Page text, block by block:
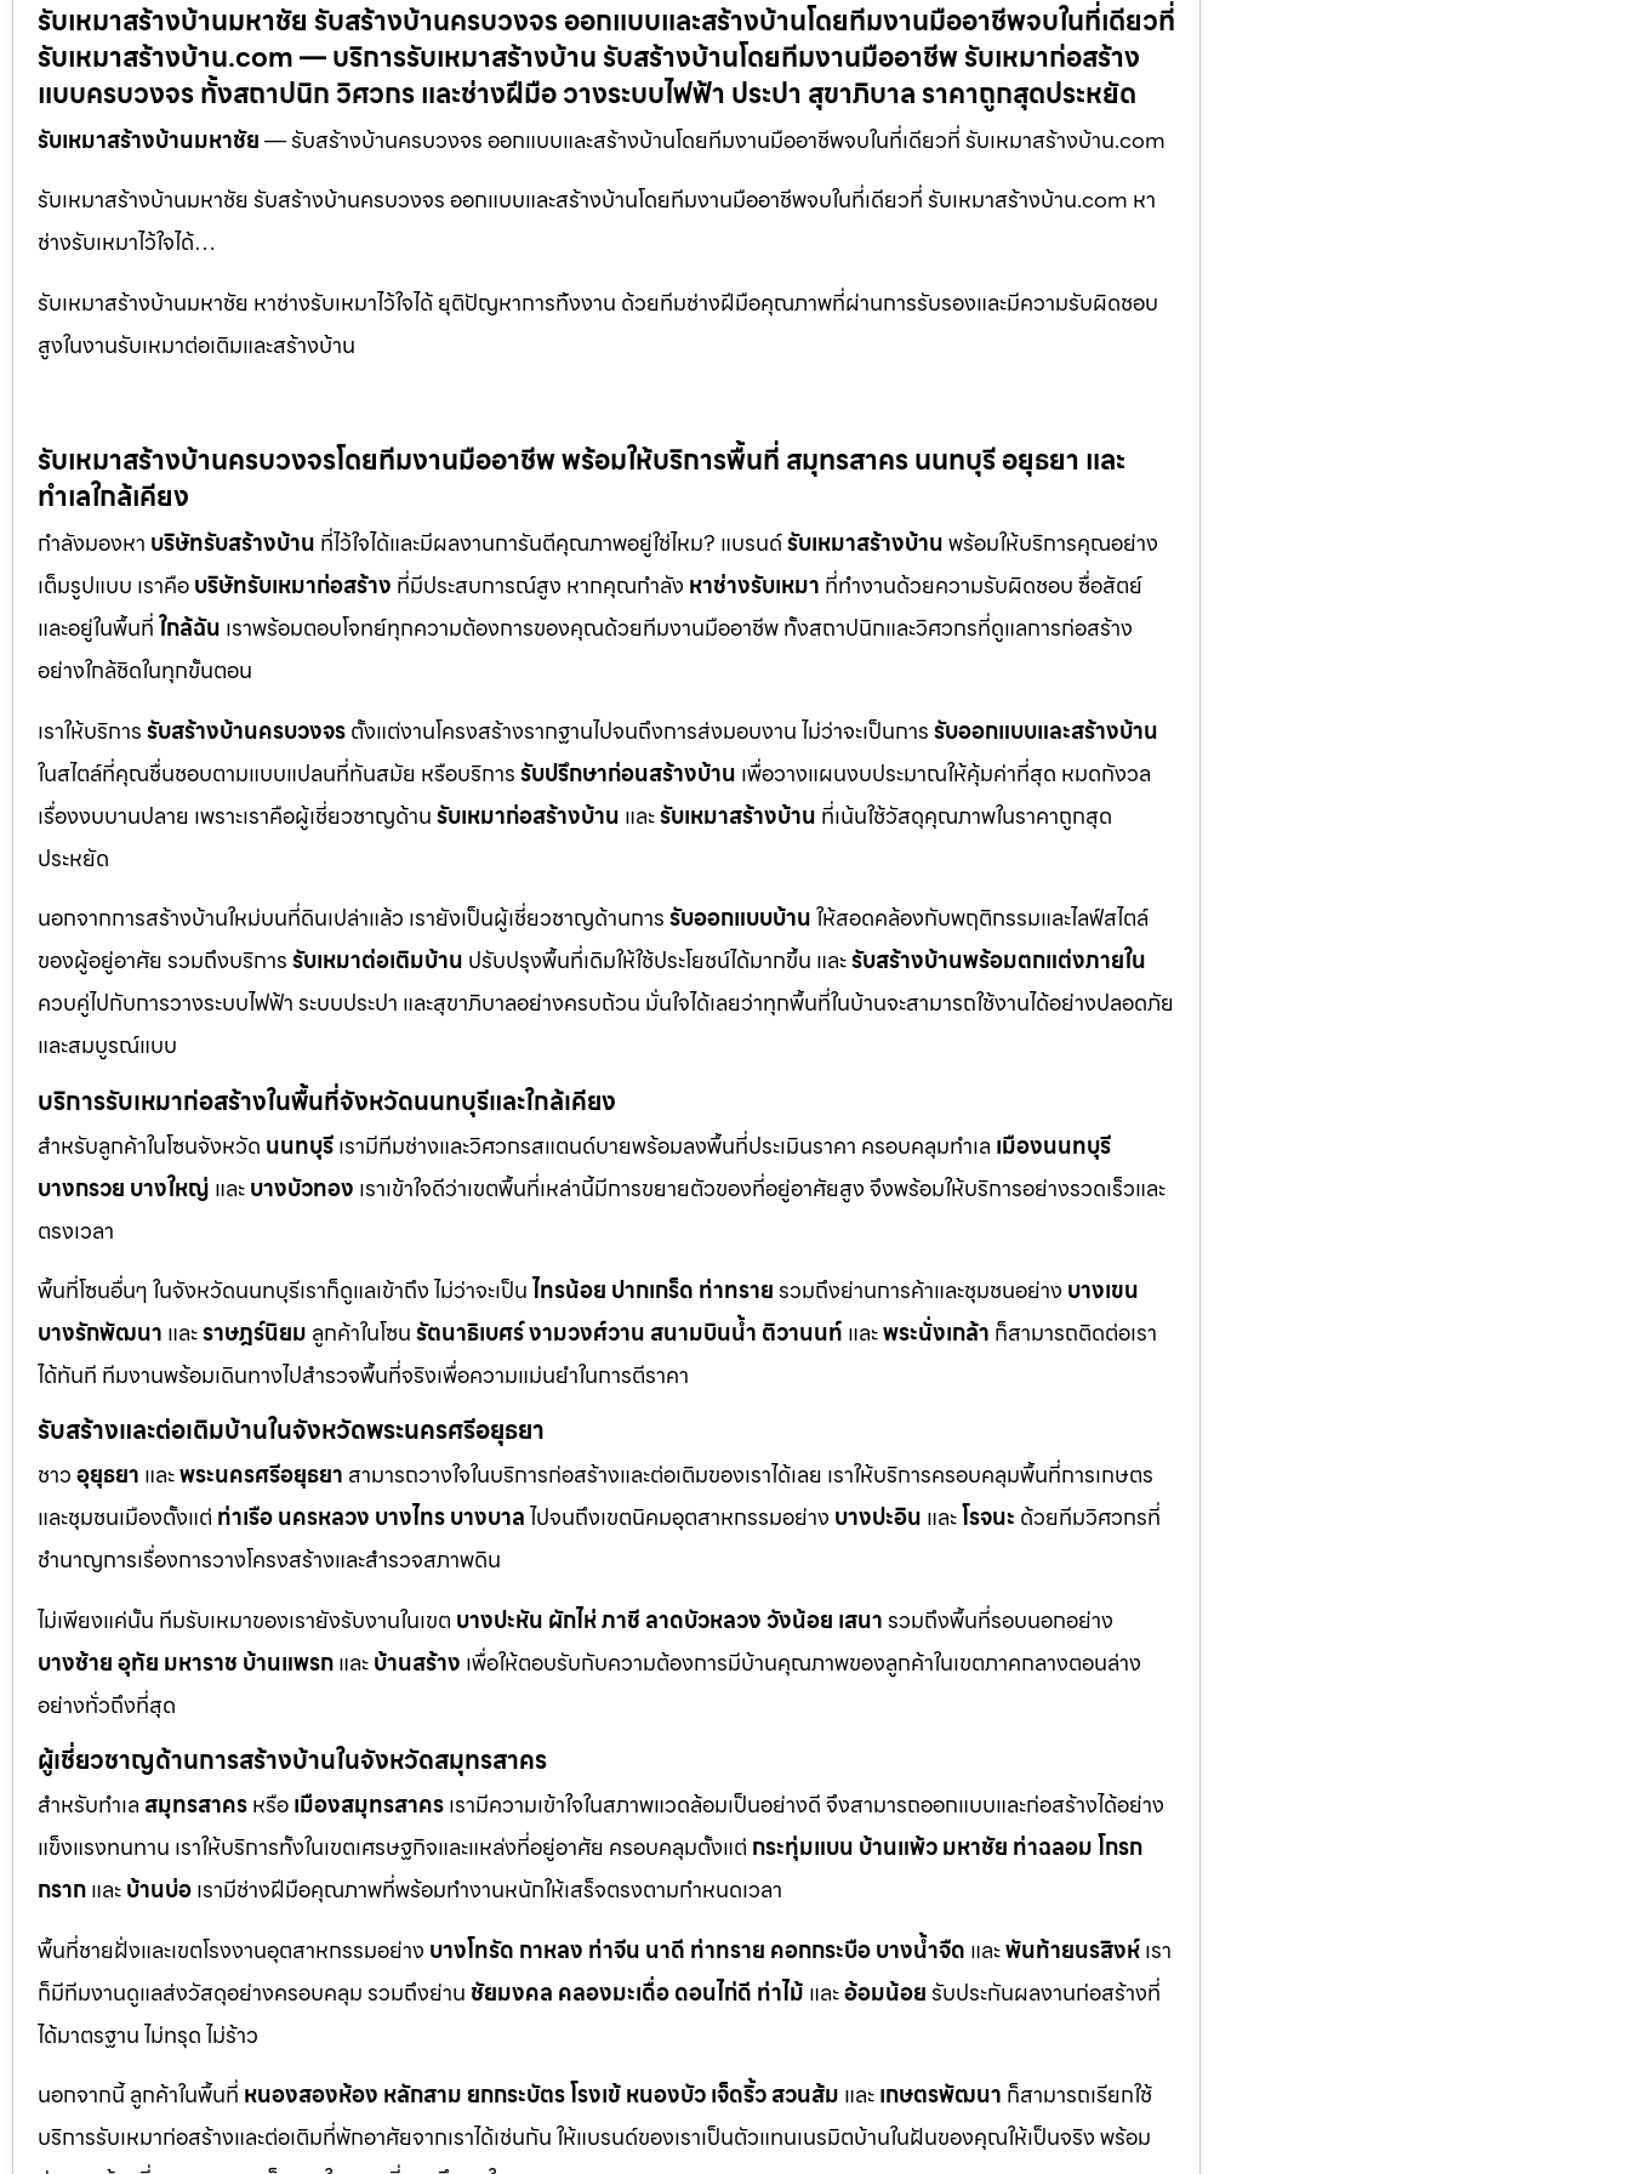
รับเหมาสร้างบ้านมหาชัย รับสร้างบ้านครบวงจร ออกแบบและสร้างบ้านโดยทีมงานมืออาชีพจบในที่เดียวที่
รับเหมาสร้างบ้าน.com — บริการรับเหมาสร้างบ้าน รับสร้างบ้านโดยทีมงานมืออาชีพ รับเหมาก่อสร้าง
แบบครบวงจร ทั้งสถาปนิก วิศวกร และช่างฝีมือ วางระบบไฟฟ้า ประปา สุขาภิบาล ราคาถูกสุดประหยัด
รับเหมาสร้างบ้านมหาชัย— รับสร้างบ้านครบวงจร ออกแบบและสร้างบ้านโดยทีมงานมืออาชีพจบในที่เดียวที่ รับเหมาสร้างบ้าน.com
รับเหมาสร้างบ้านมหาชัย รับสร้างบ้านครบวงจร ออกแบบและสร้างบ้านโดยทีมงานมืออาชีพจบในที่เดียวที่ รับเหมาสร้างบ้าน.com หา
ช่างรับเหมาไว้ใจได้…
รับเหมาสร้างบ้านมหาชัย หาช่างรับเหมาไว้ใจได้ ยุติปัญหาการทิ้งงาน ด้วยทีมช่างฝีมือคุณภาพที่ผ่านการรับรองและมีความรับผิดชอบ
สูงในงานรับเหมาต่อเติมและสร้างบ้าน
รับเหมาสร้างบ้านครบวงจรโดยทีมงานมืออาชีพ พร้อมให้บริการพื้นที่ สมุทรสาคร นนทบุรี อยุธยา และ
ทำเลใกล้เคียง
กำลังมองหา บริษัทรับสร้างบ้าน ที่ไว้ใจได้และมีผลงานการันตีคุณภาพอยู่ใช่ไหม? แบรนด์รับเหมาสร้างบ้านพร้อมให้บริการคุณอย่าง
เต็มรูปแบบ เราคือบริษัทรับเหมาก่อสร้าง ที่มีประสบการณ์สูง หากคุณกำลัง หาช่างรับเหมา ที่ทำงานด้วยความรับผิดชอบ ซื่อสัตย์
และอยู่ในพื้นที่ใกล้ฉัน เราพร้อมตอบโจทย์ทุกความต้องการของคุณด้วยทีมงานมืออาชีพ ทั้งสถาปนิกและวิศวกรที่ดูแลการก่อสร้าง
อย่างใกล้ชิดในทุกขั้นตอน
เราให้บริการรับสร้างบ้านครบวงจรตั้งแต่งานโครงสร้างรากฐานไปจนถึงการส่งมอบงาน ไม่ว่าจะเป็นการรับออกแบบและสร้างบ้าน
ในสไตล์ที่คุณชื่นชอบตามแบบแปลนที่ทันสมัย หรือบริการรับปรึกษาก่อนสร้างบ้าน เพื่อวางแผนงบประมาณให้คุ้มค่าที่สุด หมดกังวล
เรื่องงบบานปลาย เพราะเราคือผู้เชี่ยวชาญด้านรับเหมาก่อสร้างบ้าน และรับเหมาสร้างบ้าน ที่เน้นใช้วัสดุคุณภาพในราคาถูกสุด
ประหยัด
นอกจากการสร้างบ้านใหม่บนที่ดินเปล่าแล้ว เรายังเป็นผู้เชี่ยวชาญด้านการรับออกแบบบ้านให้สอดคล้องกับพฤติกรรมและไลฟ์สไตล์
ของผู้อยู่อาศัย รวมถึงบริการรับเหมาต่อเติมบ้าน ปรับปรุงพื้นที่เดิมให้ใช้ประโยชน์ได้มากขึ้น และรับสร้างบ้านพร้อมตกแต่งภายใน
ควบคู่ไปกับการวางระบบไฟฟ้า ระบบประปา และสุขาภิบาลอย่างครบถ้วน มั่นใจได้เลยว่าทุกพื้นที่ในบ้านจะสามารถใช้งานได้อย่างปลอดภัย
และสมบูรณ์แบบ
บริการรับเหมาก่อสร้างในพื้นที่จังหวัดนนทบุรีและใกล้เคียง
สำหรับลูกค้าในโซนจังหวัด นนทบุรีเรามีทีมช่างและวิศวกรสแตนด์บายพร้อมลงพื้นที่ประเมินราคา ครอบคลุมทำเล เมืองนนทบุรี
บางกรวย บางใหญ่ และบางบัวทอง เราเข้าใจดีว่าเขตพื้นที่เหล่านี้มีการขยายตัวของที่อยู่อาศัยสูง จึงพร้อมให้บริการอย่างรวดเร็วและ
ตรงเวลา
พื้นที่โซนอื่นๆ ในจังหวัดนนทบุรีเราก็ดูแลเข้าถึง ไม่ว่าจะเป็นไทรน้อย ปากเกร็ด ท่าทรายรวมถึงย่านการค้าและชุมชนอย่าง บางเขน
บางรักพัฒนา และราษฎร์นิยม ลูกค้าในโซนรัตนาธิเบศร์งามวงศ์วาน สนามบินน้ำ ติวานนท์ และพระนั่งเกล้า ก็สามารถติดต่อเรา
ได้ทันที ทีมงานพร้อมเดินทางไปสำรวจพื้นที่จริงเพื่อความแม่นยำในการตีราคา
รับสร้างและต่อเติมบ้านในจังหวัดพระนครศรีอยุธยา
ชาวอุยุธยา และพระนครศรีอยุธยา สามารถวางใจในบริการก่อสร้างและต่อเติมของเราได้เลย เราให้บริการครอบคลุมพื้นที่การเกษตร
และชุมชนเมืองตั้งแต่ ท่าเรือนครหลวง บางไทรบางบาลไปจนถึงเขตนิคมอุตสาหกรรมอย่าง บางปะอิน และโรจนะ ด้วยทีมวิศวกรที่
ชำนาญการเรื่องการวางโครงสร้างและสำรวจสภาพดิน
ไม่เพียงแค่นั้น ทีมรับเหมาของเรายังรับงานในเขต บางปะหัน ผักไห่ภาชี ลาดบัวหลวงวังน้อย เสนารวมถึงพื้นที่รอบนอกอย่าง
บางซ้ายอุทัย มหาราช บ้านแพรกและบ้านสร้าง เพื่อให้ตอบรับกับความต้องการมีบ้านคุณภาพของลูกค้าในเขตภาคกลางตอนล่าง
อย่างทั่วถึงที่สุด
ผู้เชี่ยวชาญด้านการสร้างบ้านในจังหวัดสมุทรสาคร
สำหรับทำเล สมุทรสาครหรือเมืองสมุทรสาครเรามีความเข้าใจในสภาพแวดล้อมเป็นอย่างดี จึงสามารถออกแบบและก่อสร้างได้อย่าง
แข็งแรงทนทาน เราให้บริการทั้งในเขตเศรษฐกิจและแหล่งที่อยู่อาศัย ครอบคลุมตั้งแต่ กระทุ่มแบน บ้านแพ้วมหาชัย ท่าฉลอมโกรก
กรากและบ้านบ่อเรามีช่างฝีมือคุณภาพที่พร้อมทำงานหนักให้เสร็จตรงตามกำหนดเวลา
พื้นที่ชายฝั่งและเขตโรงงานอุตสาหกรรมอย่าง บางโทรัด กาหลง ท่าจีน นาดี ท่าทราย คอกกระบือบางน้ำจืด และพันท้ายนรสิงห์เรา
ก็มีทีมงานดูแลส่งวัสดุอย่างครอบคลุม รวมถึงย่าน ชัยมงคล คลองมะเดื่อดอนไก่ดี ท่าไม้ และอ้อมน้อยรับประกันผลงานก่อสร้างที่
ได้มาตรฐาน ไม่ทรุด ไม่ร้าว
นอกจากนี้ ลูกค้าในพื้นที่ หนองสองห้อง หลักสาม ยกกระบัตรโรงเข้หนองบัวเจ็ดริ้วสวนส้ม และเกษตรพัฒนา ก็สามารถเรียกใช้
บริการรับเหมาก่อสร้างและต่อเติมที่พักอาศัยจากเราได้เช่นกัน ให้แบรนด์ของเราเป็นตัวแทนเนรมิตบ้านในฝันของคุณให้เป็นจริง พร้อม